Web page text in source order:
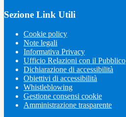
Sezione Link Utili
Cookie policy
Note legali
Informativa Privacy
Ufficio Relazioni con il Pubblico
Dichiarazione di accessibilità
Obiettivi di accessibilità
Whistleblowing
Gestione consensi cookie
Amministrazione trasparente